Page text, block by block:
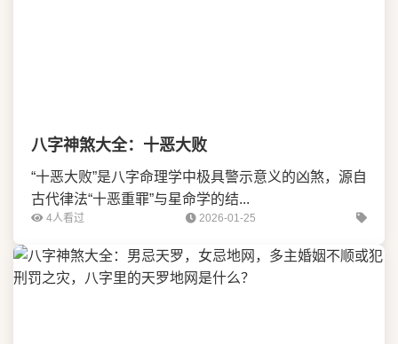
八字神煞大全：十恶大败
“十恶大败”是八字命理学中极具警示意义的凶煞，源自
古代律法“十恶重罪”与星命学的结...
4人看过 2026-01-25